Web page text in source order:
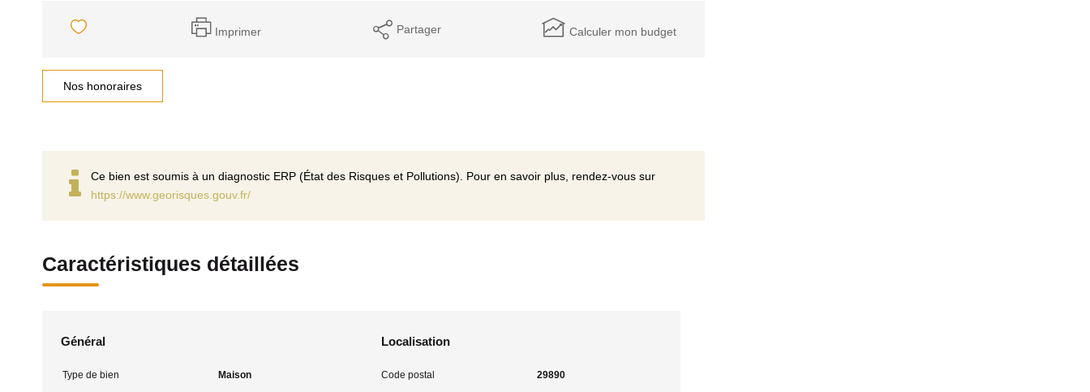
Imprimer Partager Calculer mon budget
Nos honoraires
Ce bien est soumis à un diagnostic ERP (État des Risques et Pollutions). Pour en savoir plus, rendez-vous sur
https://www.georisques.gouv.fr/
Caractéristiques détaillées
Général
Type de bien Maison
Localisation
Code postal 29890